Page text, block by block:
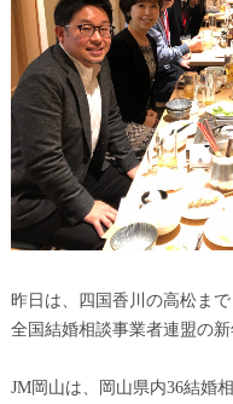
昨日は、四国香川の高松まで
全国結婚相談事業者連盟の新
JM岡山は、岡山県内36結婚